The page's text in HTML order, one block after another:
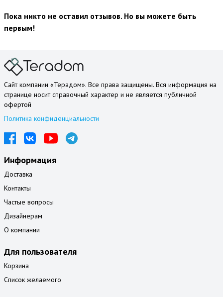
Пока никто не оставил отзывов. Но вы можете быть
первым!
Сайт компании «Терадом». Все права защищены. Вся информация на
странице носит справочный характер и не является публичной
офертой
Политика конфиденциальности
Информация
Доставка
Контакты
Частые вопросы
Дизайнерам
О компании
Для пользователя
Корзина
Список желаемого